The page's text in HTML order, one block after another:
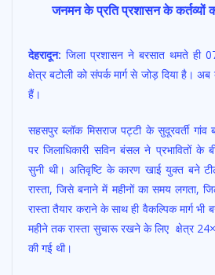
जनमन के प्रति प्रशासन के
देहरादून: जिला प्रशासन ने बरसात थमते ही
क्षेत्र बटोली को संपर्क मार्ग से जोड़ दिया है।
हैं।
सहसपुर ब्लॉक मिसराज पट्टी के सुदूरवर्ती
पर जिलाधिकारी सविन बंसल ने प्रभावितों के
सुनी थी। अतिवृष्टि के कारण खाई युक्त बने
रास्ता, जिसे बनाने में महीनों का समय लगता,
रास्ता तैयार कराने के साथ ही वैकल्पिक मार्ग भी
महीने तक रास्ता सुचारू रखने के लिए क्षेत्र
की गई थी।